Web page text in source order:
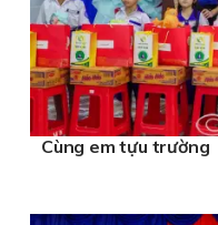
Cùng em tựu trường